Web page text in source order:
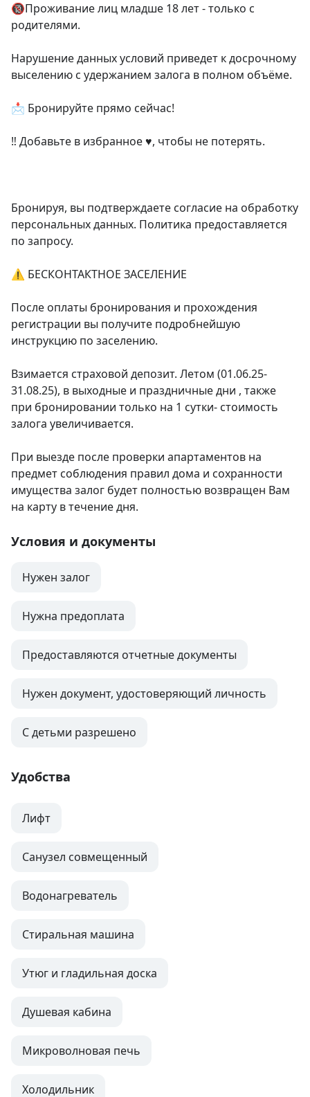
🔞Проживание лиц младше 18 лет - только с
родителями.
Нарушение данных условий приведет к досрочному
выселению с удержанием залога в полном объёме.
📩 Бронируйте прямо сейчас!
‼️ Добавьте в избранное ♥️, чтобы не потерять.
Бронируя, вы подтверждаете согласие на обработку
персональных данных. Политика предоставляется
по запросу.
⚠️ БЕСКОНТАКТНОЕ ЗАСЕЛЕНИЕ
После оплаты бронирования и прохождения
регистрации вы получите подробнейшую
инструкцию по заселению.
Взимается страховой депозит. Летом (01.06.25-
31.08.25), в выходные и праздничные дни , также
при бронировании только на 1 сутки- стоимость
залога увеличивается.
При выезде после проверки апартаментов на
предмет соблюдения правил дома и сохранности
имущества залог будет полностью возвращен Вам
на карту в течение дня.
Условия и документы
Нужен залог
Нужна предоплата
Предоставляются отчетные документы
Нужен документ, удостоверяющий личность
С детьми разрешено
Удобства
Лифт
Санузел совмещенный
Водонагреватель
Стиральная машина
Утюг и гладильная доска
Душевая кабина
Микроволновая печь
Холодильник